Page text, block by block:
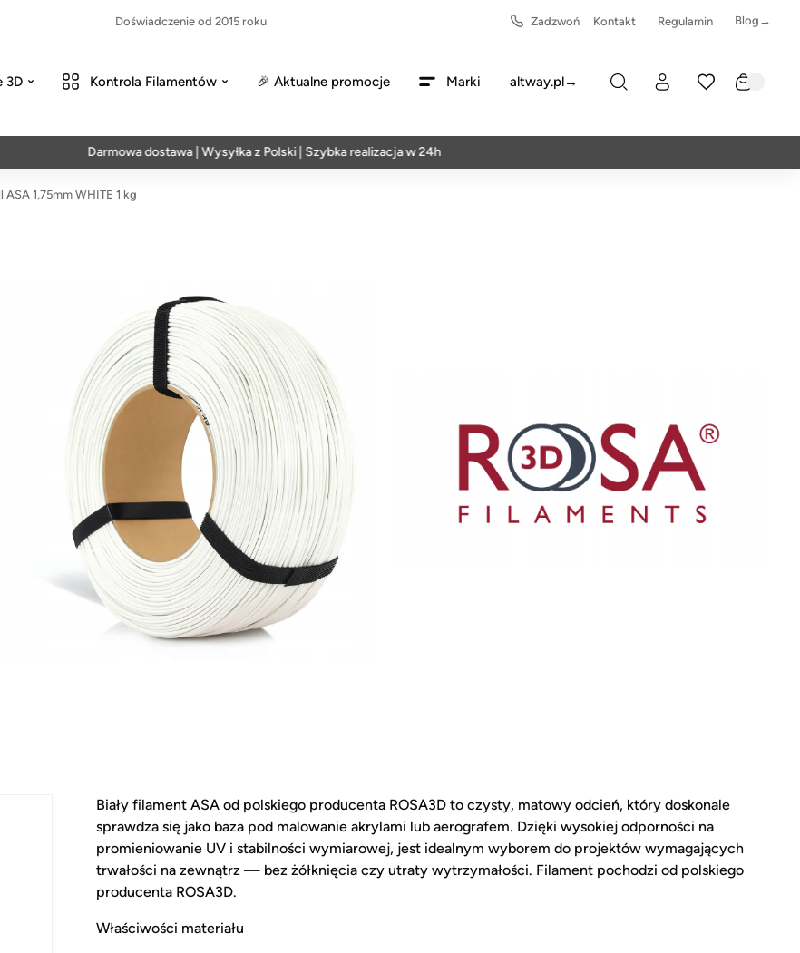
Doświadczenie od 2015 roku Zadzwoń Kontakt Regulamin Blog→
3D Kontrola Filamentów 🎉 Aktualne promocje Marki altway.pl→
Darmowa dostawa | Wysyłka z Polski | Szybka realizacja w 24h
ASA 1,75mm WHITE 1 kg
Biały filament ASA od polskiego producenta ROSA3D to czysty, matowy odcień, który doskonale
sprawdza się jako baza pod malowanie akrylami lub aerografem. Dzięki wysokiej odporności na
promieniowanie UV i stabilności wymiarowej, jest idealnym wyborem do projektów wymagających
trwałości na zewnątrz — bez żółknięcia czy utraty wytrzymałości. Filament pochodzi od polskiego
producenta ROSA3D.
Właściwości materiału